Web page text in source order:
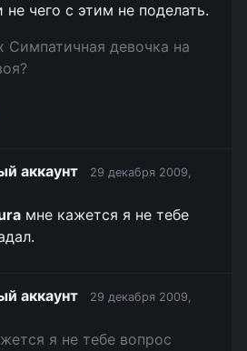
чего с этим не поделать.
Симпатичная девочка на
аккаунт
29 декабря 2009,
мне кажется я не тебе
аккаунт
29 декабря 2009,
я не тебе вопрос